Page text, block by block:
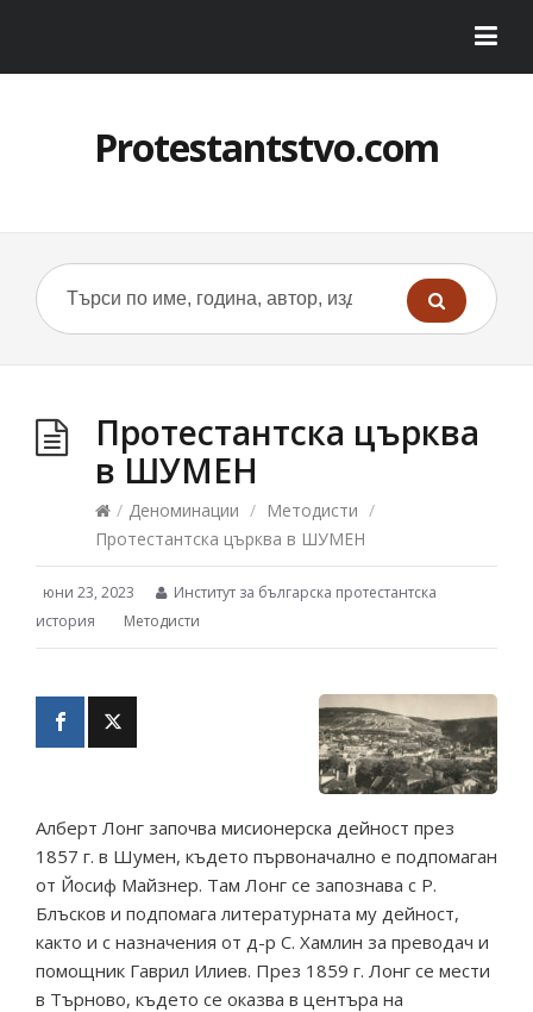
Protestantstvo.com
Протестантска църква
в ШУМЕН
/ Деноминации / Методисти /
Протестантска църква в ШУМЕН
юни 23, 2023
Институт за българска протестантска
история
Методисти
Алберт Лонг започва мисионерска дейност през
1857 г. в Шумен, където първоначално е подпомаган
от Йосиф Майзнер. Там Лонг се запознава с Р.
Блъсков и подпомага литературната му дейност,
както и с назначения от д-р С. Хамлин за преводач и
помощник Гаврил Илиев. През 1859 г. Лонг се мести
в Търново, където се оказва в центъра на